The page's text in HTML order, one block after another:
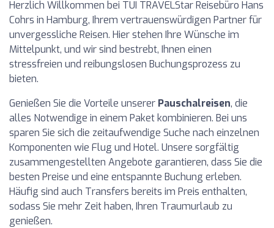
Herzlich Willkommen bei TUI TRAVELStar Reisebüro Hans
Cohrs in Hamburg, Ihrem vertrauenswürdigen Partner für
unvergessliche Reisen. Hier stehen Ihre Wünsche im
Mittelpunkt, und wir sind bestrebt, Ihnen einen
stressfreien und reibungslosen Buchungsprozess zu
bieten.
Genießen Sie die Vorteile unserer Pauschalreisen, die
alles Notwendige in einem Paket kombinieren. Bei uns
sparen Sie sich die zeitaufwendige Suche nach einzelnen
Komponenten wie Flug und Hotel. Unsere sorgfältig
zusammengestellten Angebote garantieren, dass Sie die
besten Preise und eine entspannte Buchung erleben.
Häufig sind auch Transfers bereits im Preis enthalten,
sodass Sie mehr Zeit haben, Ihren Traumurlaub zu
genießen.